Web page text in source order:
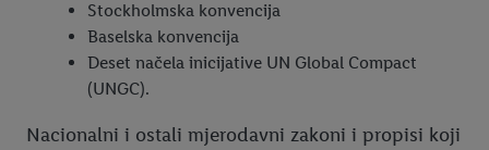
Stockholmska konvencija
Baselska konvencija
Deset načela inicijative UN Global Compact
(UNGC).
Nacionalni i ostali mjerodavni zakoni i propisi koji